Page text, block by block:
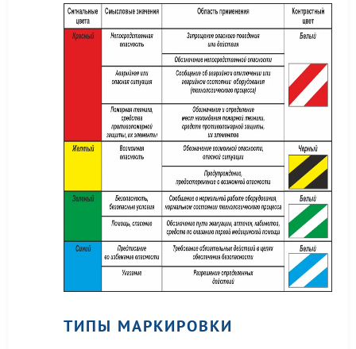
ТИПЫ МАРКИРОВКИ